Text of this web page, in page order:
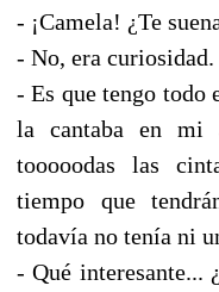
- ¡Camela! ¿Te
- No, era curiosidad.
- Es que tengo todo
la cantaba en mi
tooooodas las
tiempo que
todavía no tenía ni
- Qué interesante...